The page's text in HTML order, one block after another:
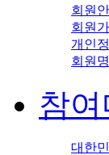
회원
회원
개인
회원
참
대한